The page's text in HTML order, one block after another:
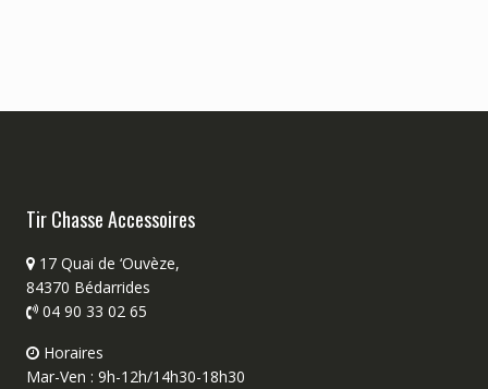
Tir Chasse Accessoires
17 Quai de ‘Ouvèze,
84370 Bédarrides
04 90 33 02 65
Horaires
Mar-Ven : 9h-12h/14h30-18h30